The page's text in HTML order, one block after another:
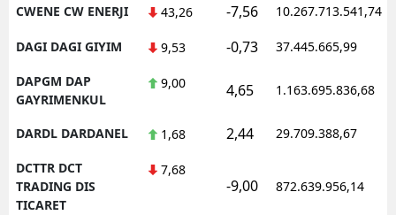
CWENE CW ENERJI 43,26 -7,56 10.267.713.541,74
DAGI DAGI GIYIM 9,53 -0,73 37.445.665,99
DAPGM DAP
GAYRIMENKUL
9,00 4,65 1.163.695.836,68
DARDL DARDANEL 1,68 2,44 29.709.388,67
DCTTR DCT
TRADING DIS
TICARET
7,68
-9,00 872.639.956,14